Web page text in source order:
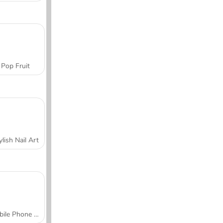
Pop Fruit
Nail Art
Mobile Phone Case Design & DIY